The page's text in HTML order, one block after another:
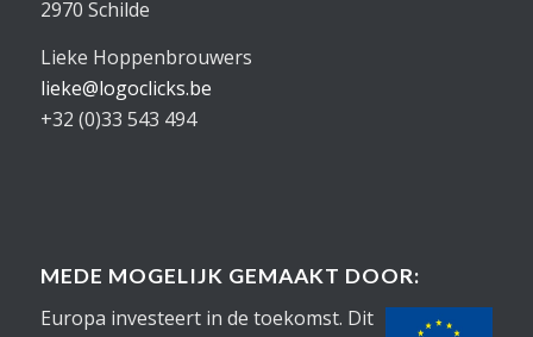
2970 Schilde
Lieke Hoppenbrouwers
lieke@logoclicks.be
+32 (0)33 543 494
MEDE MOGELIJK GEMAAKT DOOR:
Europa investeert in de toekomst. Dit